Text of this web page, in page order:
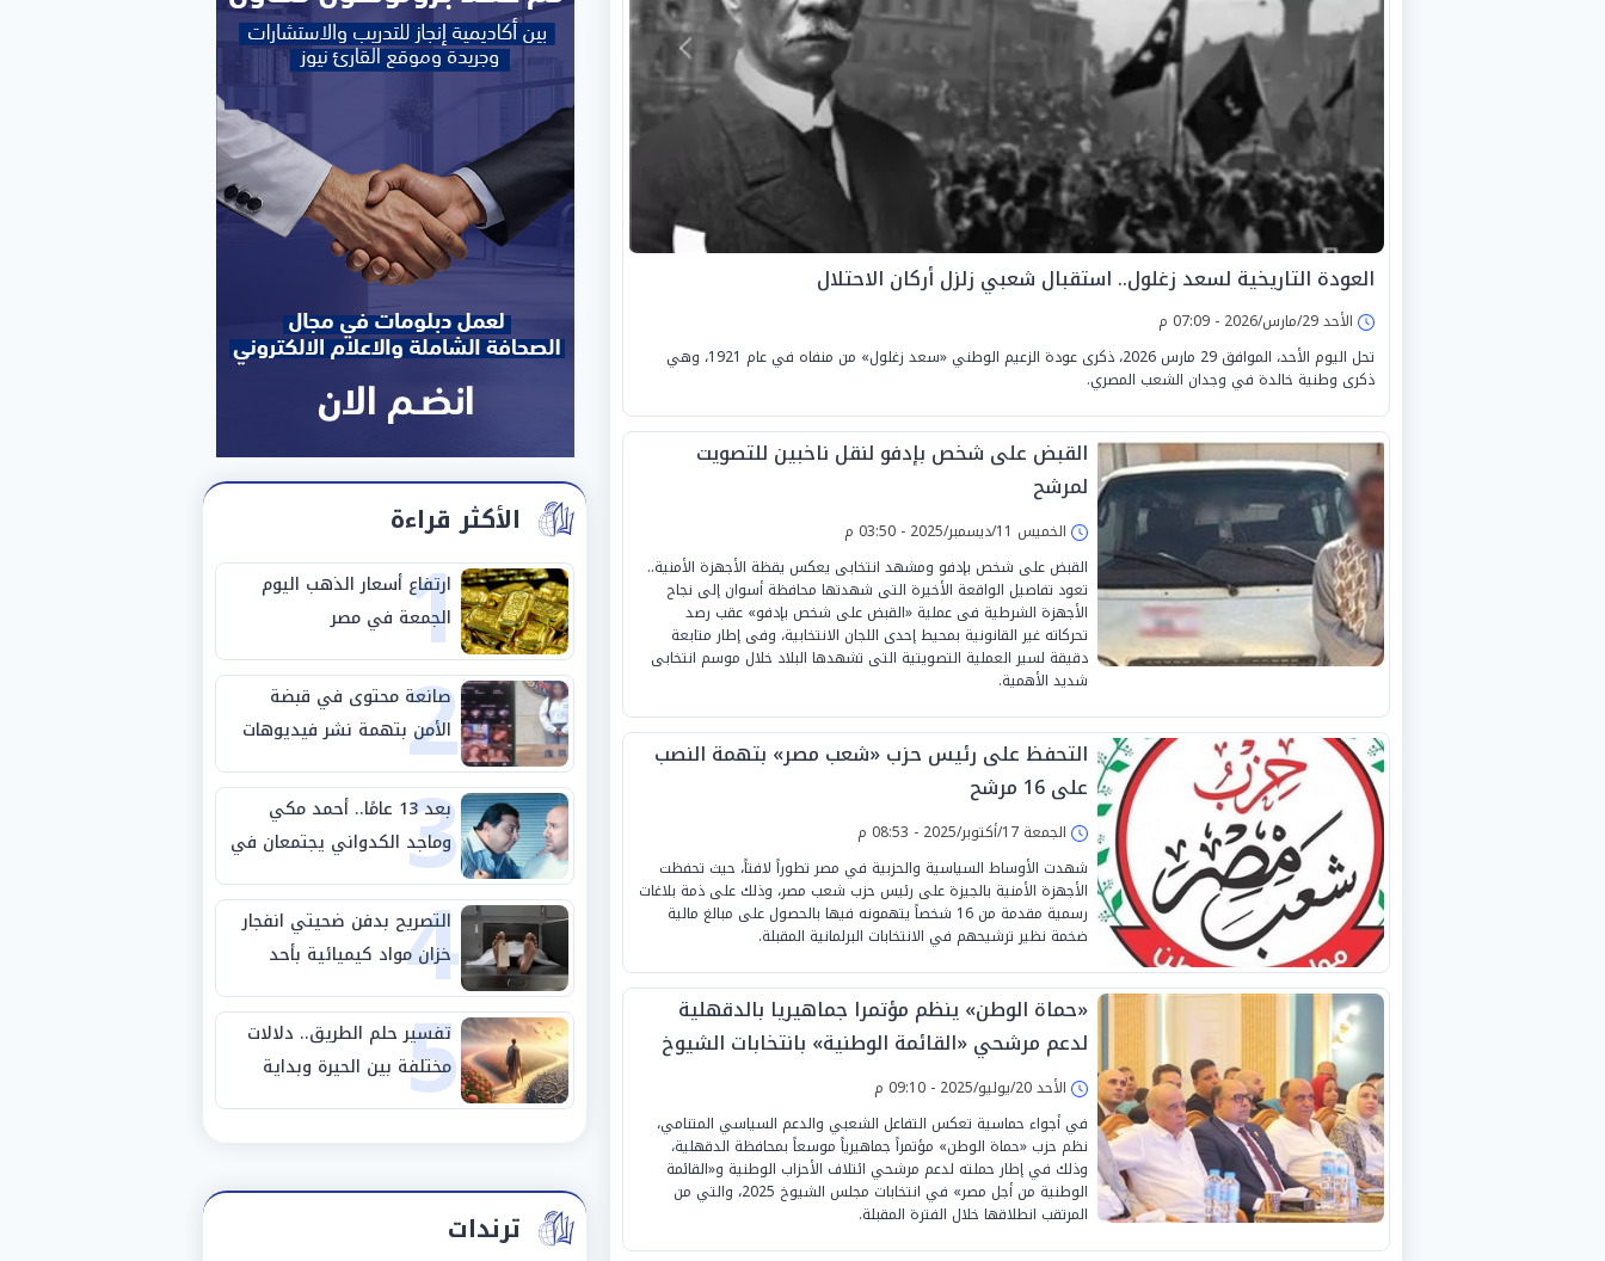
العودة التاريخية لسعد زغلول.. استقبال شعبي زلزل أركان الاحتلال
الأحد 29/مارس/2026 - 07:09 م
تحل اليوم الأحد، الموافق 29 مارس 2026، ذكرى عودة الزعيم الوطني «سعد زغلول» من منفاه في عام 1921، وهي
ذكرى وطنية خالدة في وجدان الشعب المصري.
القبض على شخص بإدفو لنقل ناخبين للتصويت
لمرشح
الخميس 11/ديسمبر/2025 - 03:50 م
القبض على شخص بإدفو ومشهد انتخابى يعكس يقظة الأجهزة الأمنية..
تعود تفاصيل الواقعة الأخيرة التى شهدتها محافظة أسوان إلى نجاح
الأجهزة الشرطية فى عملية «القبض على شخص بإدفو» عقب رصد
تحركاته غير القانونية بمحيط إحدى اللجان الانتخابية، وفى إطار متابعة
دقيقة لسير العملية التصويتية التى تشهدها البلاد خلال موسم انتخابى
شديد الأهمية.
التحفظ على رئيس حزب «شعب مصر» بتهمة النصب
على 16 مرشح
الجمعة 17/أكتوبر/2025 - 08:53 م
شهدت الأوساط السياسية والحزبية في مصر تطوراً لافتاً، حيث تحفظت
الأجهزة الأمنية بالجيزة على رئيس حزب شعب مصر، وذلك على ذمة بلاغات
رسمية مقدمة من 16 شخصاً يتهمونه فيها بالحصول على مبالغ مالية
ضخمة نظير ترشيحهم في الانتخابات البرلمانية المقبلة.
«حماة الوطن» ينظم مؤتمرا جماهيريا بالدقهلية
لدعم مرشحي «القائمة الوطنية» بانتخابات الشيوخ
الأحد 20/يوليو/2025 - 09:10 م
في أجواء حماسية تعكس التفاعل الشعبي والدعم السياسي المتنامي،
نظم حزب «حماة الوطن» مؤتمراً جماهيرياً موسعاً بمحافظة الدقهلية،
وذلك في إطار حملته لدعم مرشحي ائتلاف الأحزاب الوطنية و«القائمة
الوطنية من أجل مصر» في انتخابات مجلس الشيوخ 2025، والتي من
المرتقب انطلاقها خلال الفترة المقبلة.
الأكثر قراءة
1
ارتفاع أسعار الذهب اليوم
الجمعة في مصر
2
صانعة محتوى في قبضة
الأمن بتهمة نشر فيديوهات
خادشة للحياء
3 بعد 13 عامًا.. أحمد مكي
وماجد الكدواني يجتمعان في
«فرصة سعيدة»
4
التصريح بدفن ضحيتي انفجار
خزان مواد كيميائية بأحد
مصانع الفيوم
5
تفسير حلم الطريق.. دلالات
مختلفة بين الحيرة وبداية
مرحلة جديدة
ترندات